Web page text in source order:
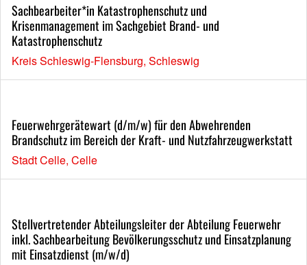
Sachbearbeiter*in Katastrophenschutz und
Krisenmanagement im Sachgebiet Brand- und
Katastrophenschutz
Kreis Schleswig-Flensburg, Schleswig
Feuerwehrgerätewart (d/m/w) für den Abwehrenden
Brandschutz im Bereich der Kraft- und Nutzfahrzeugwerkstatt
Stadt Celle, Celle
Stellvertretender Abteilungsleiter der Abteilung Feuerwehr
inkl. Sachbearbeitung Bevölkerungsschutz und Einsatzplanung
mit Einsatzdienst (m/w/d)